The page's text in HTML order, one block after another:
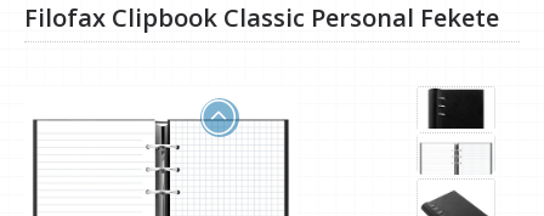
Filofax Clipbook Classic Personal Fekete